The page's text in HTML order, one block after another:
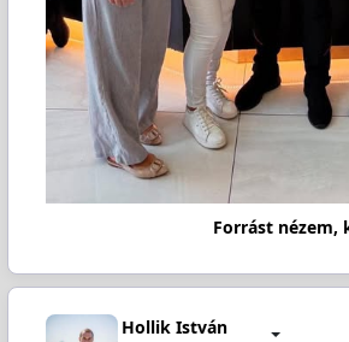
Forrást nézem,
Hollik István